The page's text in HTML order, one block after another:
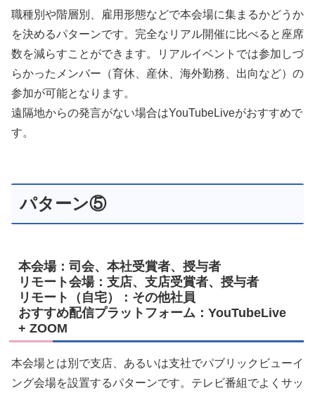
職種別や階層別、雇用形態などで本会場に集まるかどうか
を決めるパターンです。完全なリアル開催に比べると座席
数を減らすことができます。リアルイベントでは参加しづ
らかったメンバー（育休、産休、海外勤務、出向など）の
参加が可能となります。
遠隔地からの発言がない場合はYouTubeLiveがおすすめで
す。
パターン⑤
本会場：司会、本社受賞者、授与者
リモート会場：支店、支店受賞者、授与者
リモート（自宅）：その他社員
おすすめ配信プラットフォーム：YouTubeLive
+ ZOOM
本会場とは別で支店、あるいは支社でパブリックビューイ
ング会場を設置するパターンです。テレビ番組でよくサッ